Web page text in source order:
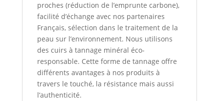
proches (réduction de l’emprunte carbone),
facilité d’échange avec nos partenaires
Français, sélection dans le traitement de la
peau sur l’environnement. Nous utilisons
des cuirs à tannage minéral éco-
responsable. Cette forme de tannage offre
différents avantages à nos produits à
travers le touché, la résistance mais aussi
l’authenticité.